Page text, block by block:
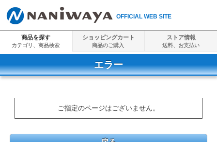
OFFICIAL WEB SITE
商品を探す
カテゴリ、商品検索
ショッピングカート
商品のご購入
ストア情報
送料、 お支払い
エラー
ご指定のページはございません。